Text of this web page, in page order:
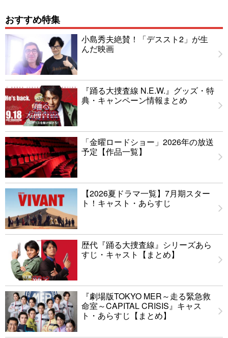
おすすめ特集
小島秀夫絶賛！「デススト2」が生
んだ映画
『踊る大捜査線 N.E.W.』グッズ・特
典・キャンペーン情報まとめ
「金曜ロードショー」2026年の放送
予定【作品一覧】
【2026夏ドラマ一覧】7月期スター
ト！キャスト・あらすじ
歴代『踊る大捜査線』シリーズあら
すじ・キャスト【まとめ】
『劇場版TOKYO MER～走る緊急救
命室～CAPITAL CRISIS』キャス
ト・あらすじ【まとめ】